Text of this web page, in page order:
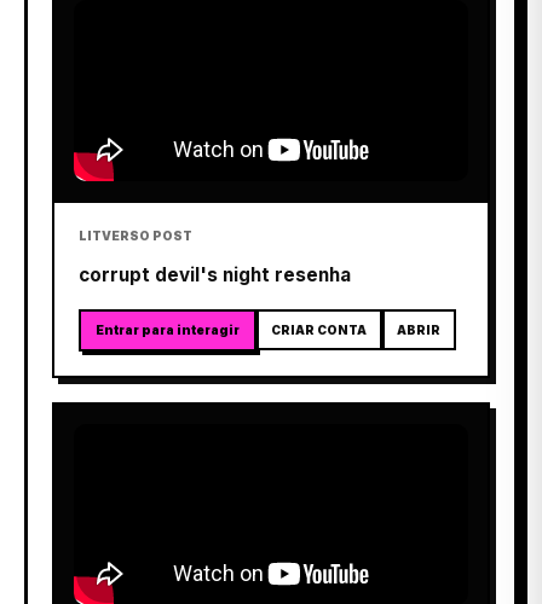
LITVERSO POST
corrupt devil's night resenha
Entrar para interagir CRIAR CONTA ABRIR